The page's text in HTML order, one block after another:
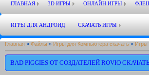
ГЛАВНАЯ 3D ИГРЫ ОНЛАЙН ИГРЫ
ИГРЫ ДЛЯ АНДРОИД СКАЧАТЬ ИГРЫ
Главная » Файлы » Игры для Компьютера скачать » Игры
BAD PIGGIES ОТ СОЗДАТЕЛЕЙ ROVIO